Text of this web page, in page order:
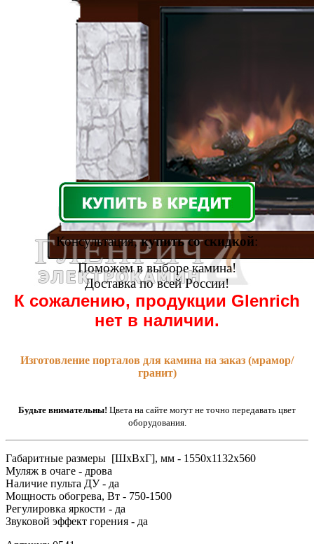
Консультация,купить со скидкой:
Поможем в выборе камина!
Доставка по всей России!
К сожалению, продукции Glenrich
нет в наличии.
Изготовление порталов для камина на заказ (мрамор/
гранит)
Будьте внимательны! Цвета на сайте могут не точно передавать цвет
оборудования.
Габаритные размеры [ШxВxГ], мм - 1550x1132x560
Муляж в очаге - дрова
Наличие пульта ДУ - да
Мощность обогрева, Вт - 750-1500
Регулировка яркости - да
Звуковой эффект горения - да